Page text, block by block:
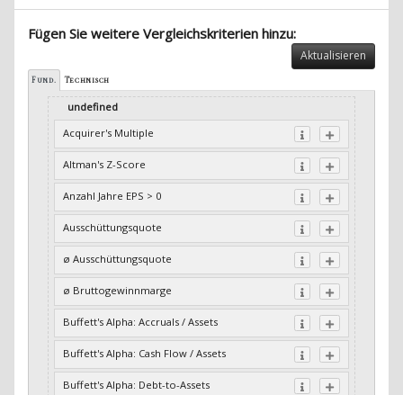
Fügen Sie weitere Vergleichskriterien hinzu:
Aktualisieren
Fund. Technisch
undefined
Acquirer's Multiple
Altman's Z-Score
Anzahl Jahre EPS > 0
Ausschüttungsquote
ø Ausschüttungsquote
ø Bruttogewinnmarge
Buffett's Alpha: Accruals / Assets
Buffett's Alpha: Cash Flow / Assets
Buffett's Alpha: Debt-to-Assets